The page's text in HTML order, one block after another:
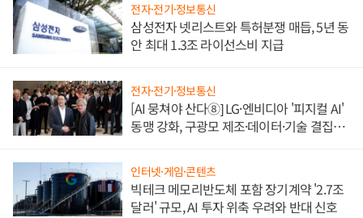
전자·전기·정보통신
삼성전자 넷리스트와 특허분쟁 매듭, 5년 동
안 최대 1.3조 라이선스비 지급
전자·전기·정보통신
[AI 뭉쳐야 산다⑧] LG·엔비디아 '피지컬 AI'
동맹 강화, 구광모 제조·데이터·기술 결집
인터넷·게임·콘텐츠
빅테크 메모리반도체 포함 장기계약 '2.7조
달러' 규모, AI 투자 위축 우려와 반대 신호